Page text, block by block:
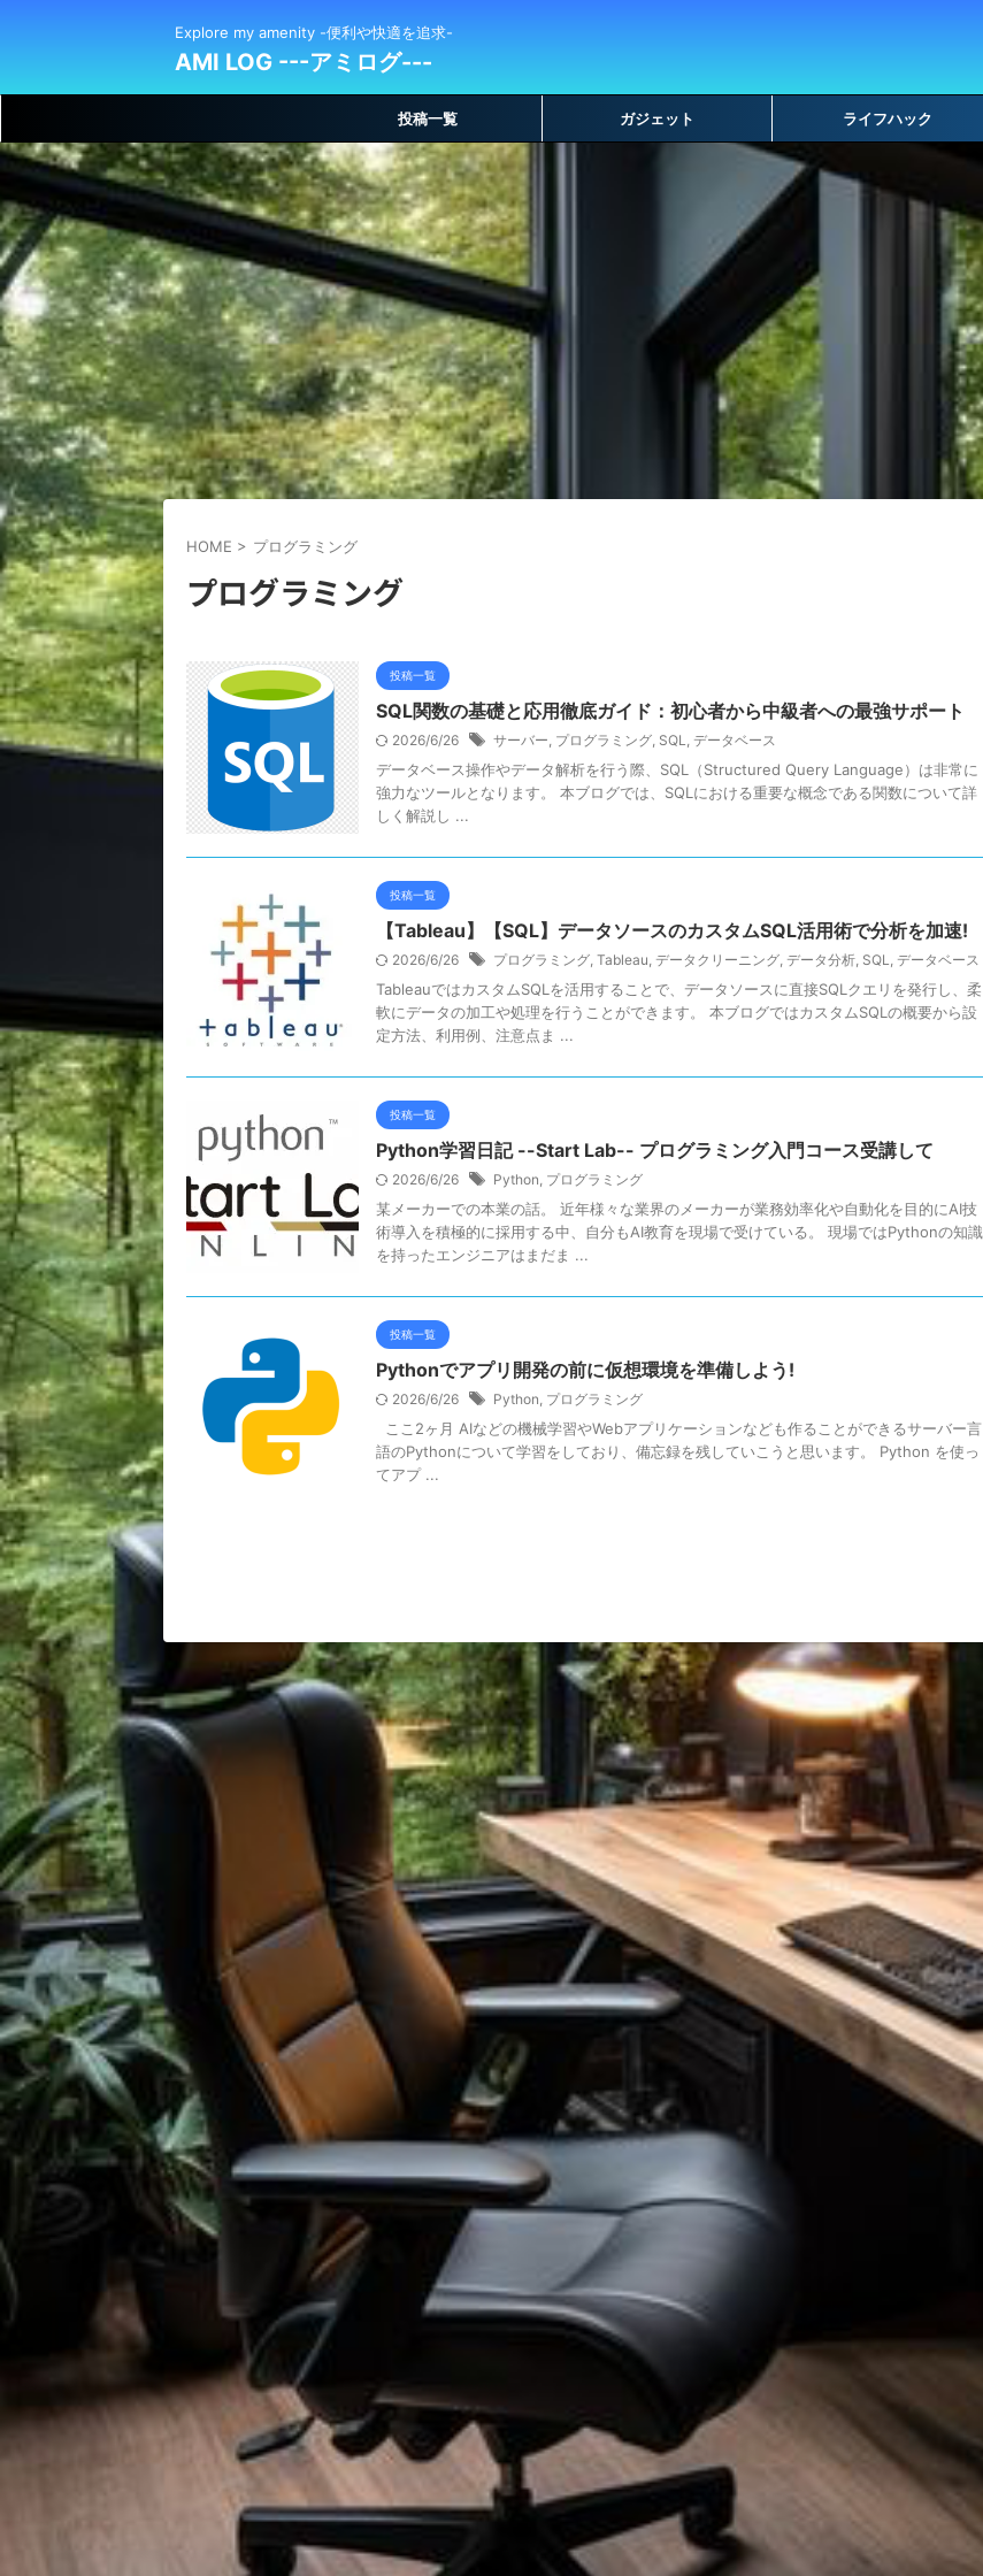
Explore my amenity -便利や快適を追求-
AMI LOG ---アミログ---
投稿一覧 ガジェット ライフハック
HOME > プログラミング
プログラミング
投稿一覧
SQL関数の基礎と応用徹底ガイド：初心者から中級者への最強サポート
2026/6/26 サーバー, プログラミング, SQL, データベース
データベース操作やデータ解析を行う際、SQL（Structured Query Language）は非常に
強力なツールとなります。 本ブログでは、SQLにおける重要な概念である関数について詳
しく解説し ...
投稿一覧
【Tableau】【SQL】データソースのカスタムSQL活用術で分析を加速!
2026/6/26 プログラミング, Tableau, データクリーニング, データ分析, SQL, データベース
TableauではカスタムSQLを活用することで、データソースに直接SQLクエリを発行し、柔
軟にデータの加工や処理を行うことができます。 本ブログではカスタムSQLの概要から設
定方法、利用例、注意点ま ...
投稿一覧
Python学習日記 --Start Lab-- プログラミング入門コース受講して
2026/6/26 Python, プログラミング
某メーカーでの本業の話。 近年様々な業界のメーカーが業務効率化や自動化を目的にAI技
術導入を積極的に採用する中、自分もAI教育を現場で受けている。 現場ではPythonの知識
を持ったエンジニアはまだま ...
投稿一覧
Pythonでアプリ開発の前に仮想環境を準備しよう!
2026/6/26 Python, プログラミング
ここ2ヶ月 AIなどの機械学習やWebアプリケーションなども作ることができるサーバー言
語のPythonについて学習をしており、備忘録を残していこうと思います。 Python を使っ
てアプ ...